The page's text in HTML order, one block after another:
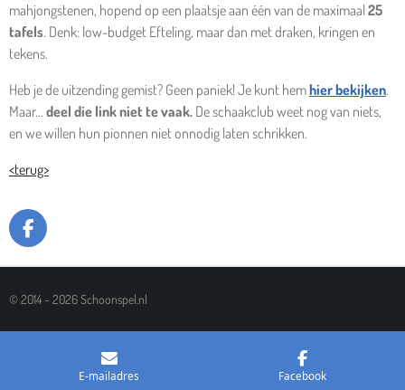
mahjongstenen, hopend op een plaatsje aan één van de maximaal 25
tafels. Denk: low-budget Efteling, maar dan met draken, kringen en
tekens.
Heb je de uitzending gemist? Geen paniek! Je kunt hemhier bekijken.
Maar... deel die link niet te vaak. De schaakclub weet nog van niets,
en we willen hun pionnen niet onnodig laten schrikken.
<terug>
F
A
C
B
© 2014 - 2026 Schoonspel.nl
E-mailadres Facebook